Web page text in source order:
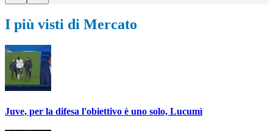
I più visti di Mercato
Juve, per la difesa l'obiettivo è uno solo, Lucumì